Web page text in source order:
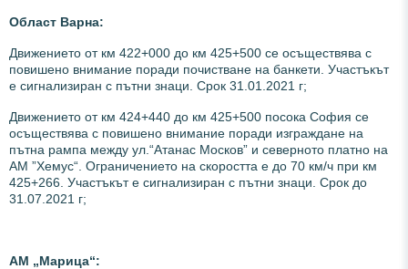
Област Варна:
Движението от км 422+000 до км 425+500 се осъществява с
повишено внимание поради почистване на банкети. Участъкът
е сигнализиран с пътни знаци. Срок 31.01.2021 г;
Движението от км 424+440 до км 425+500 посока София се
осъществява с повишено внимание поради изграждане на
пътна рампа между ул.“Атанас Москов” и северното платно на
АМ ”Хемус“. Ограничението на скоростта е до 70 км/ч при км
425+266. Участъкът е сигнализиран с пътни знаци. Срок до
31.07.2021 г;
АМ „Марица“: